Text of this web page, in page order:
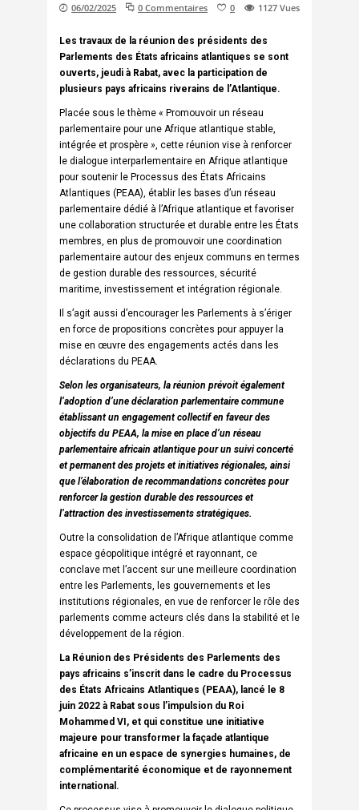
06/02/2025 0 Commentaires 0 1127 Vues
Les travaux de la réunion des présidents des
Parlements des États africains atlantiques se sont
ouverts, jeudi à Rabat, avec la participation de
plusieurs pays africains riverains de l’Atlantique.
Placée sous le thème « Promouvoir un réseau
parlementaire pour une Afrique atlantique stable,
intégrée et prospère », cette réunion vise à renforcer
le dialogue interparlementaire en Afrique atlantique
pour soutenir le Processus des États Africains
Atlantiques (PEAA), établir les bases d’un réseau
parlementaire dédié à l’Afrique atlantique et favoriser
une collaboration structurée et durable entre les États
membres, en plus de promouvoir une coordination
parlementaire autour des enjeux communs en termes
de gestion durable des ressources, sécurité
maritime, investissement et intégration régionale.
Il s’agit aussi d’encourager les Parlements à s’ériger
en force de propositions concrètes pour appuyer la
mise en œuvre des engagements actés dans les
déclarations du PEAA.
Selon les organisateurs, la réunion prévoit également
l’adoption d’une déclaration parlementaire commune
établissant un engagement collectif en faveur des
objectifs du PEAA, la mise en place d’un réseau
parlementaire africain atlantique pour un suivi concerté
et permanent des projets et initiatives régionales, ainsi
que l’élaboration de recommandations concrètes pour
renforcer la gestion durable des ressources et
l’attraction des investissements stratégiques.
Outre la consolidation de l’Afrique atlantique comme
espace géopolitique intégré et rayonnant, ce
conclave met l’accent sur une meilleure coordination
entre les Parlements, les gouvernements et les
institutions régionales, en vue de renforcer le rôle des
parlements comme acteurs clés dans la stabilité et le
développement de la région.
La Réunion des Présidents des Parlements des
pays africains s’inscrit dans le cadre du Processus
des États Africains Atlantiques (PEAA), lancé le 8
juin 2022 à Rabat sous l’impulsion du Roi
Mohammed VI, et qui constitue une initiative
majeure pour transformer la façade atlantique
africaine en un espace de synergies humaines, de
complémentarité économique et de rayonnement
international.